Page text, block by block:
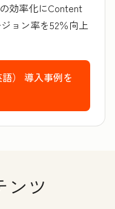
効率化にContent
ョン率を52％向上
） 導入事例を
ンツ